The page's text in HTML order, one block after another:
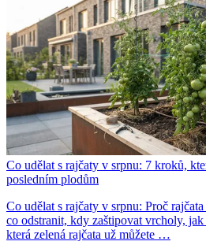
Co udělat s rajčaty v srpnu: 7 kroků,
posledním plodům
Co udělat s rajčaty v srpnu: Proč
co odstranit, kdy zaštipovat vrcholy,
která zelená rajčata už můžete …